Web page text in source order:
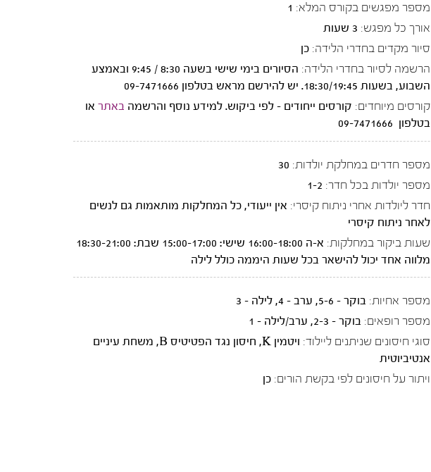
מספר מפגשים בקורס המלא: 1
אורך כל מפגש: 3 שעות
סיור מקדים בחדרי הלידה: כן
הרשמה לסיור בחדרי הלידה:
הסיורים בימי שישי בשעה 8:30 / 9:45 ובאמצע
השבוע, בשעות 18:30/19:45. יש להירשם מראש בטלפון 09-7471666
קורסים מיוחדים: קורסים ייחודים - לפי ביקוש. למידע נוסף והרשמה באתר או
בטלפון 09-7471666
מספר חדרים במחלקת יולדות: 30
מספר יולדות בכל חדר: 1-2
חדר ליולדות אחרי ניתוח קיסרי: אין ייעודי, כל המחלקות מותאמות גם לנשים
לאחר ניתוח קיסרי
שעות ביקור במחלקות:
א-ה 16:00-18:00 שישי: 15:00-17:00 שבת: 18:30-21:00
מלווה אחד יכול להישאר בכל שעות היממה כולל לילה
מספר אחיות: בוקר - 5-6, ערב - 4, לילה - 3
מספר רופאים: בוקר - 2-3, ערב/לילה - 1
סוגי חיסונים שניתנים ליילוד:
ויטמין K, חיסון נגד הפטיטיס B, משחת עיניים
אנטיביוטית
ויתור על חיסונים לפי בקשת הורים: כן